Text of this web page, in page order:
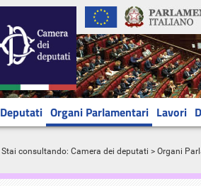
Deputati Organi Parlamentari Lavori
Stai consultando: Camera dei deputati > Organi